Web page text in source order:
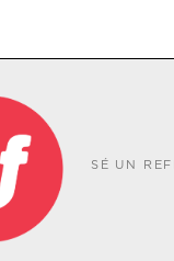
SÉ UN